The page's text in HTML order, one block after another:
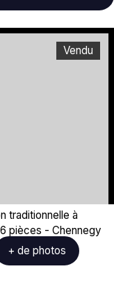
Vendu
+ de photos